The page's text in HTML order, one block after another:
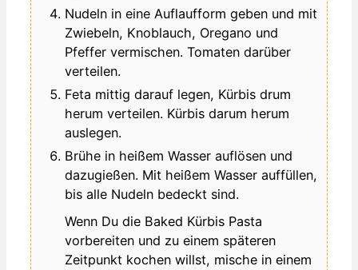
Nudeln in eine Auflaufform geben und mit
Zwiebeln, Knoblauch, Oregano und
Pfeffer vermischen. Tomaten darüber
verteilen.
Feta mittig darauf legen, Kürbis drum
herum verteilen. Kürbis darum herum
auslegen.
Brühe in heißem Wasser auflösen und
dazugießen. Mit heißem Wasser auffüllen,
bis alle Nudeln bedeckt sind.
Wenn Du die Baked Kürbis Pasta
vorbereiten und zu einem späteren
Zeitpunkt kochen willst, mische in einem